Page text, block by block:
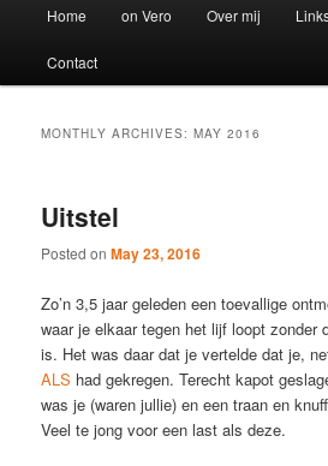
Home on Vero Over mij
Contact
MONTHLY ARCHIVES:MAY 2016
Uitstel
Posted onMay 23, 2016
Zo’n 3,5 jaar geleden een toevallige
waar je elkaar tegen het lijf loopt zonder
is. Het was daar dat je vertelde dat je,
ALS had gekregen. Terecht kapot
was je (waren jullie) en een traan en
Veel te jong voor een last als deze.